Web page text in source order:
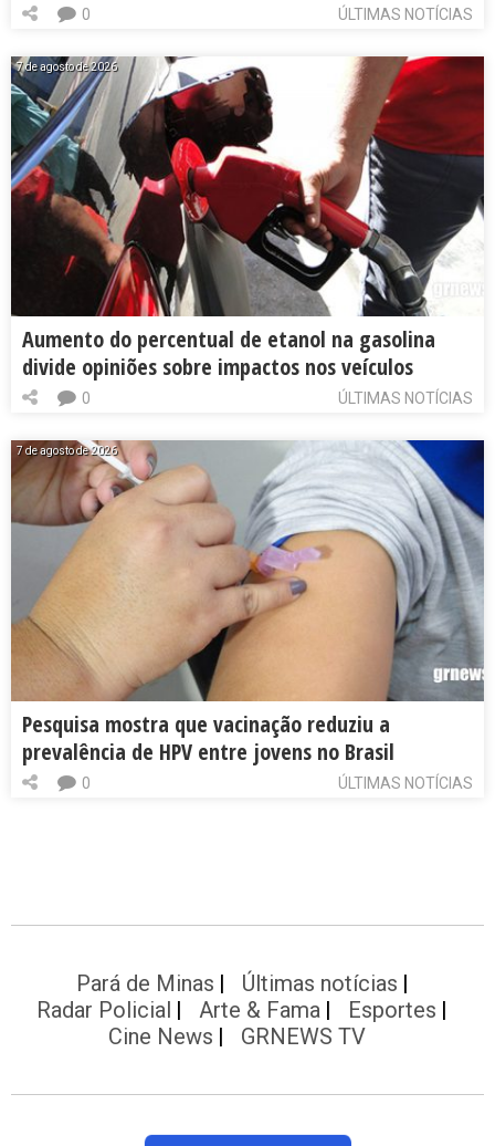
ÚLTIMAS NOTÍCIAS
0
7 de agosto de 2026
Aumento do percentual de etanol na gasolina
divide opiniões sobre impactos nos veículos
ÚLTIMAS NOTÍCIAS
0
7 de agosto de 2026
Pesquisa mostra que vacinação reduziu a
prevalência de HPV entre jovens no Brasil
ÚLTIMAS NOTÍCIAS
0
Pará de Minas
Últimas notícias
Radar Policial
Arte & Fama
Esportes
Cine News
GRNEWS TV